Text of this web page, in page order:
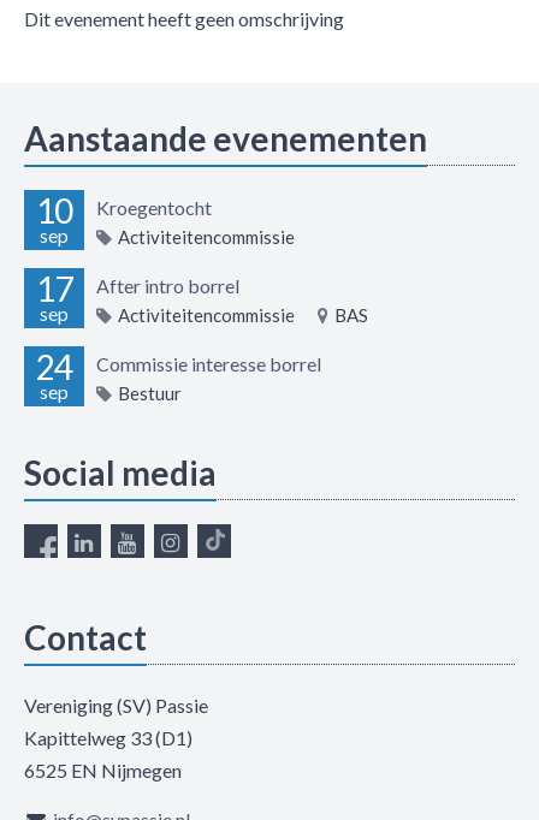
Dit evenement heeft geen omschrijving
Aanstaande evenementen
10
sep
Kroegentocht
Activiteitencommissie
17
sep
After intro borrel
Activiteitencommissie BAS
24
sep
Commissie interesse borrel
Bestuur
Social media
Contact
Vereniging (SV) Passie
Kapittelweg 33 (D1)
6525 EN Nijmegen